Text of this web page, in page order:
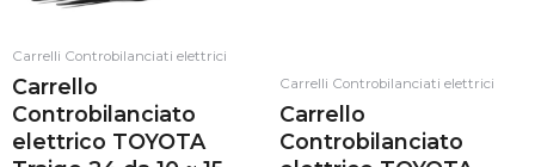
Carrelli Controbilanciati elettrici
Carrello
Controbilanciato
elettrico TOYOTA
Carrelli Controbilanciati elettrici
Carrello
Controbilanciato